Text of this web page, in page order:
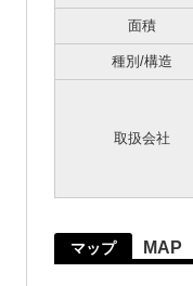
面積
種別/構造
取扱会社
マップ MAP